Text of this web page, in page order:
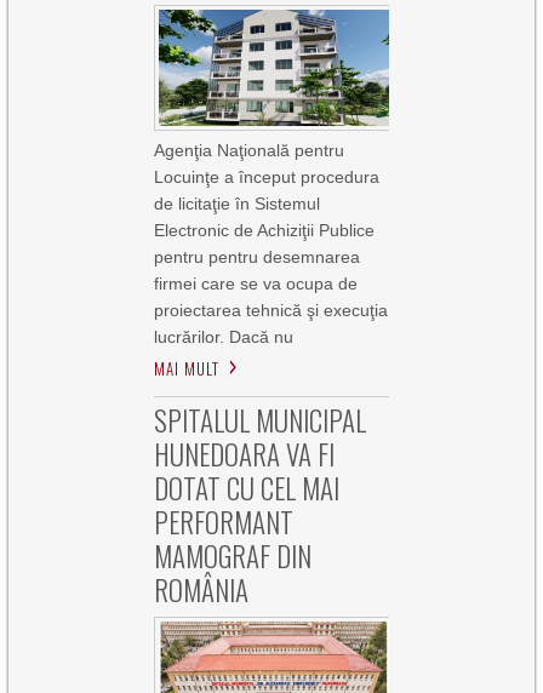
Agenţia Naţională pentru
Locuinţe a început procedura
de licitaţie în Sistemul
Electronic de Achiziţii Publice
pentru pentru desemnarea
firmei care se va ocupa de
proiectarea tehnică şi execuţia
lucrărilor. Dacă nu
MAI MULT
SPITALUL MUNICIPAL
HUNEDOARA VA FI
DOTAT CU CEL MAI
PERFORMANT
MAMOGRAF DIN
ROMÂNIA